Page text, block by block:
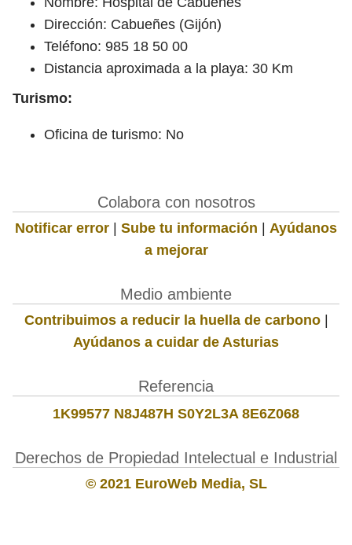
Dirección: Cabueñes (Gijón)
Teléfono: 985 18 50 00
Distancia aproximada a la playa: 30 Km
Turismo:
Oficina de turismo: No
Colabora con nosotros
Notificar error | Sube tu información | Ayúdanos
a mejorar
Medio ambiente
Contribuimos a reducir la huella de carbono|
Ayúdanos a cuidar de Asturias
Referencia
1K99577 N8J487H S0Y2L3A 8E6Z068
Derechos de Propiedad Intelectual e Industrial
© 2021 EuroWeb Media, SL